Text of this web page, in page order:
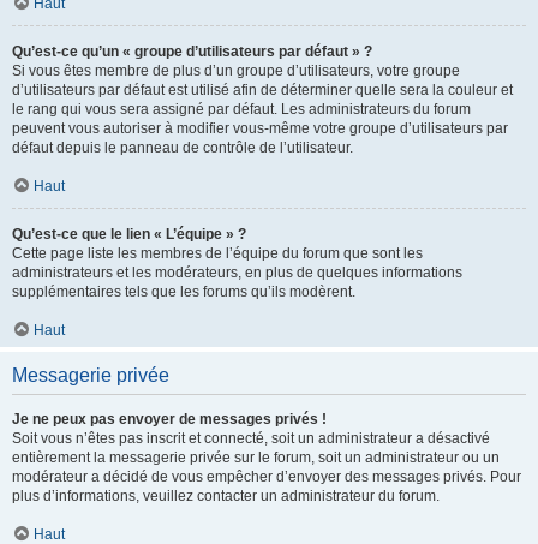
Haut
Qu’est-ce qu’un « groupe d’utilisateurs par défaut » ?
Si vous êtes membre de plus d’un groupe d’utilisateurs, votre groupe
d’utilisateurs par défaut est utilisé afin de déterminer quelle sera la couleur et
le rang qui vous sera assigné par défaut. Les administrateurs du forum
peuvent vous autoriser à modifier vous-même votre groupe d’utilisateurs par
défaut depuis le panneau de contrôle de l’utilisateur.
Haut
Qu’est-ce que le lien « L’équipe » ?
Cette page liste les membres de l’équipe du forum que sont les
administrateurs et les modérateurs, en plus de quelques informations
supplémentaires tels que les forums qu’ils modèrent.
Haut
Messagerie privée
Je ne peux pas envoyer de messages privés !
Soit vous n’êtes pas inscrit et connecté, soit un administrateur a désactivé
entièrement la messagerie privée sur le forum, soit un administrateur ou un
modérateur a décidé de vous empêcher d’envoyer des messages privés. Pour
plus d’informations, veuillez contacter un administrateur du forum.
Haut